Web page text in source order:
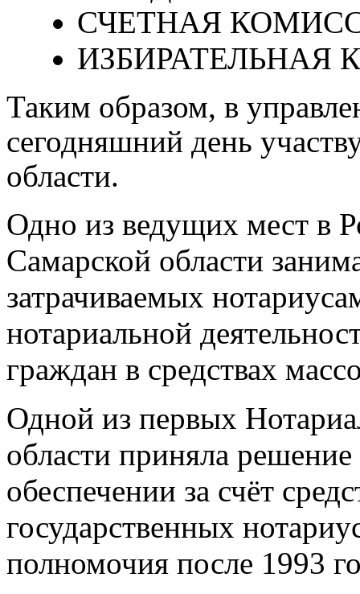
СЧЕТНАЯ
ИЗБИРАТЕЛЬНАЯ
Таким образом, в
сегодняшний день
области.
Одно из ведущих мест в
Самарской области
затрачиваемых
нотариальной
граждан в средствах
Одной из первых
области приняла
обеспечении за счёт
государственных
полномочия после 1993